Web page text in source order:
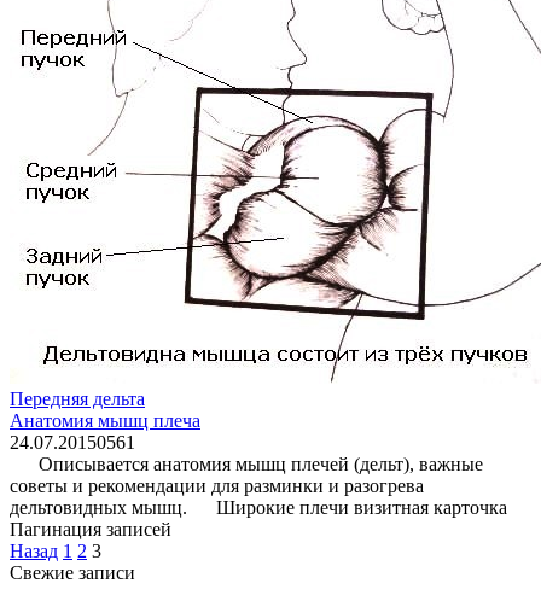
Передняя дельта
Анатомия мышц плеча
24.07.20150561
Описывается анатомия мышц плечей (дельт), важные
советы и рекомендации для разминки и разогрева
дельтовидных мышц. Широкие плечи визитная карточка
Пагинация записей
Назад 1 2 3
Свежие записи